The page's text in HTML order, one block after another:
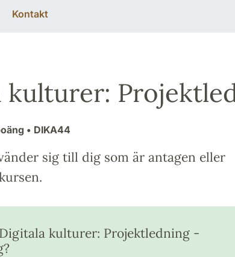
Kontakt
kulturer:
• DIKA44
sig till dig som är antagen eller
kulturer: Projektledning -